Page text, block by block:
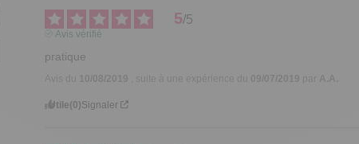
5/5
Avis vérifié
pratique
Utile(0)Signaler